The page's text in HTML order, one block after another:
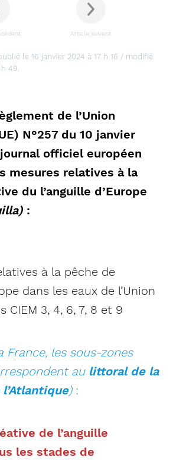
Article suivant
le 16 janvier 2024 à 17 h 16 / modifié
h 49.
de l’Union
N°257 du 10 janvier
officiel européen
mesures relatives à la
du l’anguille d’Europe
:
à la pêche de
dans les eaux de l’Union
CIEM 3, 4, 6, 7, 8 et 9
France, les sous-zones
au littoral de la
) :
de l’anguille
les stades de